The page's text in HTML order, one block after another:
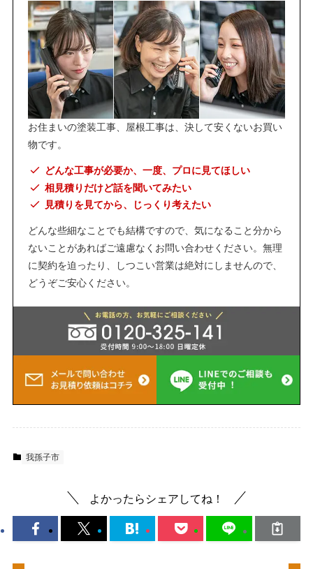
お住まいの塗装工事、屋根工事は、決して安くないお買い
物です。
どんな工事が必要か、一度、プロに見てほしい
相見積りだけど話を聞いてみたい
見積りを見てから、じっくり考えたい
どんな些細なことでも結構ですので、気になること分から
ないことがあればご遠慮なくお問い合わせください。無理
に契約を迫ったり、しつこい営業は絶対にしませんので、
どうぞご安心ください。
我孫子市
よかったらシェアしてね！